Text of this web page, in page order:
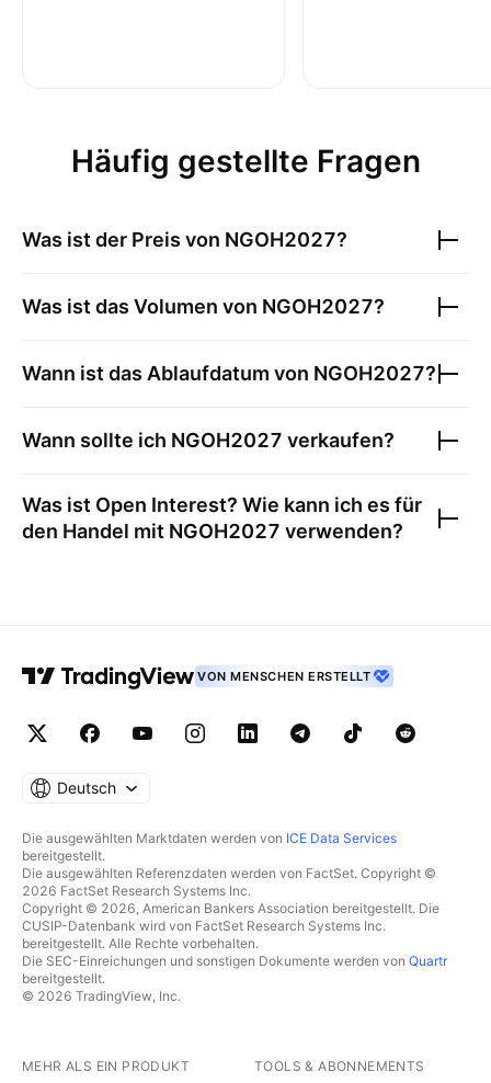
Häufig gestellte Fragen
Was ist der Preis von NGOH2027?
Was ist das Volumen von NGOH2027?
Wann ist das Ablaufdatum von NGOH2027?
Wann sollte ich NGOH2027 verkaufen?
Was ist Open Interest? Wie kann ich es für
den Handel mit NGOH2027 verwenden?
VON MENSCHEN ERSTELLT
Deutsch
Die ausgewählten Marktdaten werden von ICE Data Services
bereitgestellt.
Die ausgewählten Referenzdaten werden von FactSet. Copyright ©
2026 FactSet Research Systems Inc.
Copyright © 2026, American Bankers Association bereitgestellt. Die
CUSIP-Datenbank wird von FactSet Research Systems Inc.
bereitgestellt. Alle Rechte vorbehalten.
Die SEC-Einreichungen und sonstigen Dokumente werden von Quartr
bereitgestellt.
© 2026 TradingView, Inc.
MEHR ALS EIN PRODUKT TOOLS & ABONNEMENTS